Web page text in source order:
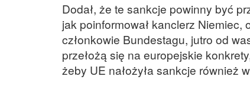
Dodał, że te sankcje powinny być
jak poinformował kanclerz
członkowie Bundestagu, jutro od
przełożą się na europejskie
żeby UE nałożyła sankcje również